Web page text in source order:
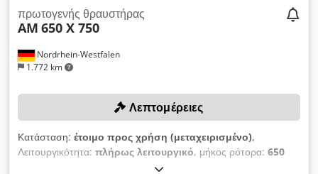
Nordrhein-Westfalen
1.772 km
πρωτογενής θραυστήρας
AM 650 X 750
Λεπτομέρειες
Κατάσταση: έτοιμο προς χρήση (μεταχειρισμένο),
Λειτουργικότητα: πλήρως λειτουργικό, μήκος ρότορα: 650
, μέγιστη ταχύτητα περιστροφής: